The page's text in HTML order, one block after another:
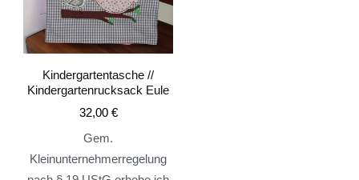
Kindergartentasche //
Kindergartenrucksack Eule
32,00 €
Gem.
Kleinunternehmerregelung